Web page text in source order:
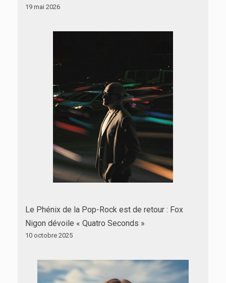
19 mai 2026
Le Phénix de la Pop-Rock est de retour : Fox
Nigon dévoile « Quatro Seconds »
10 octobre 2025